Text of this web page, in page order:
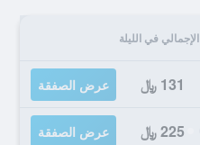
الإجمالي في الليلة
131 ﷼ عرض الصفقة
225 ﷼ عرض الصفقة